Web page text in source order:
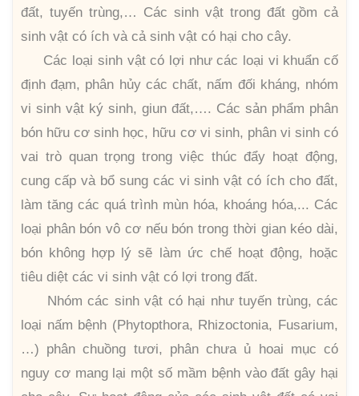
đất, tuyến trùng,… Các sinh vật trong đất gồm cả
sinh vật có ích và cả sinh vật có hại cho cây.
Các loại sinh vật có lợi như các loại vi khuẩn cố
định đạm, phân hủy các chất, nấm đối kháng, nhóm
vi sinh vật ký sinh, giun đất,…. Các sản phẩm phân
bón hữu cơ sinh học, hữu cơ vi sinh, phân vi sinh có
vai trò quan trọng trong việc thúc đẩy hoạt động,
cung cấp và bổ sung các vi sinh vật có ích cho đất,
làm tăng các quá trình mùn hóa, khoáng hóa,... Các
loại phân bón vô cơ nếu bón trong thời gian kéo dài,
bón không hợp lý sẽ làm ức chế hoạt động, hoặc
tiêu diệt các vi sinh vật có lợi trong đất.
Nhóm các sinh vật có hại như tuyến trùng, các
loại nấm bệnh (Phytopthora, Rhizoctonia, Fusarium,
…) phân chuồng tươi, phân chưa ủ hoai mục có
nguy cơ mang lại một số mầm bệnh vào đất gây hại